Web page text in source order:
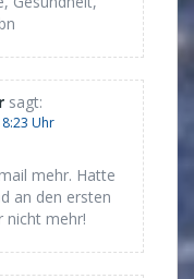
sagt:
Uhr
mehr. Hatte
an den ersten
nicht mehr!